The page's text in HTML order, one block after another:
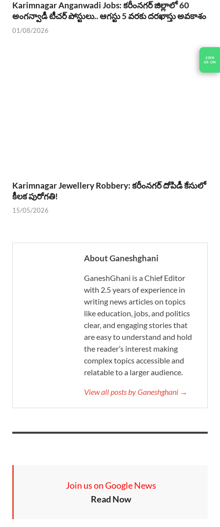
JOIN
US ON
Karimnagar Anganwadi Jobs: కరీంనగర్ జిల్లాలో 60
అంగన్వాడీ టీచర్ పోస్టులు.. ఆగస్టు 5 వరకు దరఖాస్తు అవకాశం
01/08/2026
Karimnagar Jewellery Robbery: కరీంనగర్ దోపిడీ కేసులో
కీలక పురోగతి!
15/05/2026
About Ganeshghani
GaneshGhani is a Chief Editor
with 2.5 years of experience in
writing news articles on topics
like education, jobs, and politics
clear, and engaging stories that
are easy to understand and hold
the reader’s interest making
complex topics accessible and
relatable to a larger audience.
View all posts by Ganeshghani →
Join us on Google News
Read Now